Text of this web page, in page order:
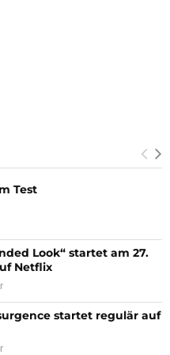
Test
Look“ startet am 27.
Netflix
startet regulär auf